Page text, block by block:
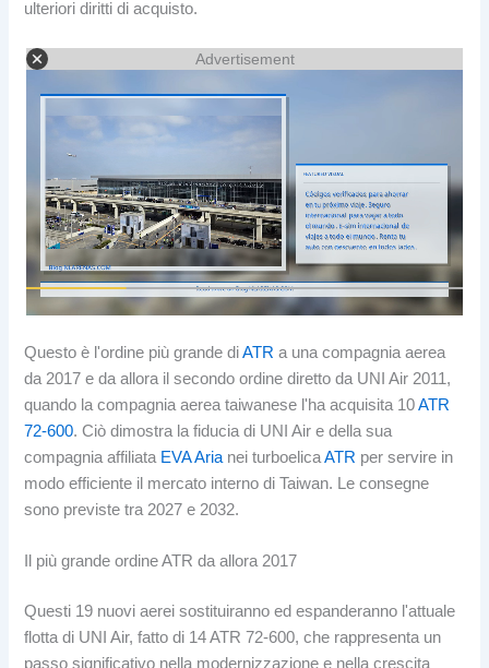
ulteriori diritti di acquisto.
Advertisement
Questo è l'ordine più grande diATR a una compagnia aerea
da 2017 e da allora il secondo ordine diretto da UNI Air 2011,
quando la compagnia aerea taiwanese l'ha acquisita 10ATR
72-600. Ciò dimostra la fiducia di UNI Air e della sua
compagnia affiliata EVA Aria nei turboelicaATR per servire in
modo efficiente il mercato interno di Taiwan. Le consegne
sono previste tra 2027 e 2032.
Il più grande ordine ATR da allora 2017
Questi 19 nuovi aerei sostituiranno ed espanderanno l'attuale
flotta di UNI Air, fatto di 14 ATR 72-600, che rappresenta un
passo significativo nella modernizzazione e nella crescita